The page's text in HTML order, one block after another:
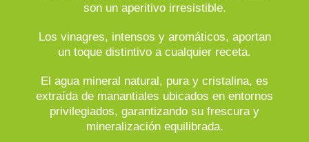
son un aperitivo irresistible.
Los vinagres, intensos y aromáticos, aportan
un toque distintivo a cualquier receta.
El agua mineral natural, pura y cristalina, es
extraída de manantiales ubicados en entornos
privilegiados, garantizando su frescura y
mineralización equilibrada.